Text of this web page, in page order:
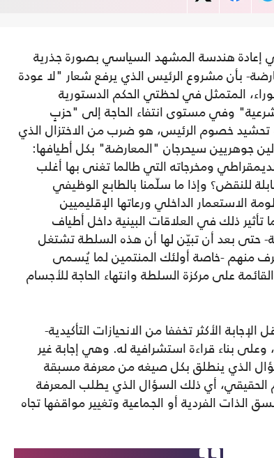
إعادة هندسة المشهد السياسي بصورة جذرية
بأن مشروع الرئيس الذي يرفع شعار "لا عودة
المتمثل في لحظتي الحكم الدستورية
وفي مستوى انتفاء الحاجة إلى "حزبٍ
تحشيد خصوم الرئيس، هو ضرب من الاختزال الذي
جوهريين سيحرجان "المعارضة" بكل أطيافها:
ومخرجاته التي طالما تغنى بها أغلب
للنقض؟ وإذا ما سلّمنا بالطابع الوظيفي
الاستعمار الداخلي ورعاتها الإقليميين
تأثير ذلك في العلاقات البينية داخل أطياف
حتى بعد أن تبيّن لها أن هذه السلطة تشتغل
منهم -خاصة أولئك المنتمين لما يُسمى
على مركزة السلطة وانتهاء الحاجة للأجسام
الأكثر تخففا من الانحيازات التأكيدية-
بناء قراءة استشرافية له. وهي إجابة غير
الذي ينطلق بكل صيغه من معرفة مسبقة
أي ذلك السؤال الذي يطلب المعرفة
الذات الفردية أو الجماعية وتغيير مواقفها تجاه